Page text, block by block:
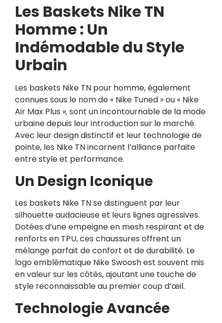
Les Baskets Nike TN
Homme : Un
Indémodable du Style
Urbain
Les baskets Nike TN pour homme, également
connues sous le nom de « Nike Tuned » ou « Nike
Air Max Plus », sont un incontournable de la mode
urbaine depuis leur introduction sur le marché.
Avec leur design distinctif et leur technologie de
pointe, les Nike TN incarnent l’alliance parfaite
entre style et performance.
Un Design Iconique
Les baskets Nike TN se distinguent par leur
silhouette audacieuse et leurs lignes agressives.
Dotées d’une empeigne en mesh respirant et de
renforts en TPU, ces chaussures offrent un
mélange parfait de confort et de durabilité. Le
logo emblématique Nike Swoosh est souvent mis
en valeur sur les côtés, ajoutant une touche de
style reconnaissable au premier coup d’œil.
Technologie Avancée